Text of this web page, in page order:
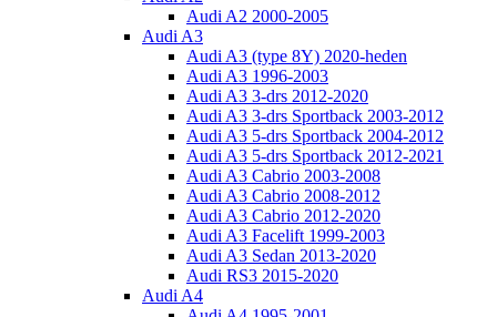
Audi A2 2000-2005
Audi A3
Audi A3 (type 8Y) 2020-heden
Audi A3 1996-2003
Audi A3 3-drs 2012-2020
Audi A3 3-drs Sportback 2003-2012
Audi A3 5-drs Sportback 2004-2012
Audi A3 5-drs Sportback 2012-2021
Audi A3 Cabrio 2003-2008
Audi A3 Cabrio 2008-2012
Audi A3 Cabrio 2012-2020
Audi A3 Facelift 1999-2003
Audi A3 Sedan 2013-2020
Audi RS3 2015-2020
Audi A4